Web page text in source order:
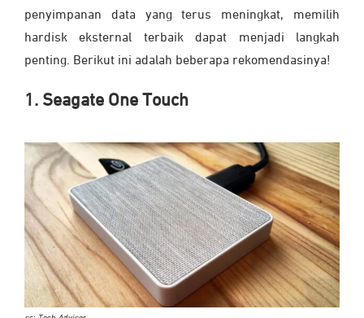
penyimpanan data yang terus meningkat, memilih
hardisk eksternal terbaik dapat menjadi langkah
penting. Berikut ini adalah beberapa rekomendasinya!
1. Seagate One Touch